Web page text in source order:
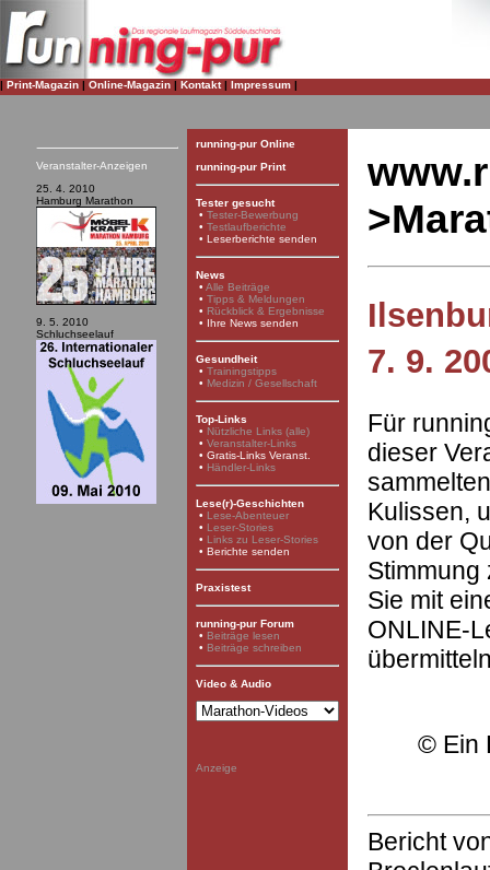
| Print-Magazin | Online-Magazin | Kontakt| Impressum |
Veranstalter-Anzeigen
25. 4. 2010
Hamburg Marathon
9. 5. 2010
Schluchseelauf
running-pur Online
running-pur Print
Tester gesucht
• Tester-Bewerbung
• Testlaufberichte
• Leserberichte senden
News
• Alle Beiträge
• Tipps & Meldungen
• Rückblick & Ergebnisse
• Ihre News senden
Gesundheit
• Trainingstipps
• Medizin / Gesellschaft
Top-Links
• Nützliche Links (alle)
• Veranstalter-Links
• Gratis-Links Veranst.
• Händler-Links
Lese(r)-Geschichten
• Lese-Abenteuer
• Leser-Stories
• Links zu Leser-Stories
• Berichte senden
Praxistest
running-pur Forum
• Beiträge lesen
• Beiträge schreiben
Video & Audio
Anzeige
7. 9.
Für
dieser
Kulissen,
von der
Stimmung
Sie mit
ONLINE-
©Ein
Bericht